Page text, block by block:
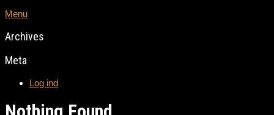
Menu
Archives
Meta
Log ind